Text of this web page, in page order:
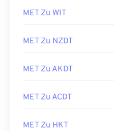
MET Zu WIT
MET Zu NZDT
MET Zu AKDT
MET Zu ACDT
MET Zu HKT